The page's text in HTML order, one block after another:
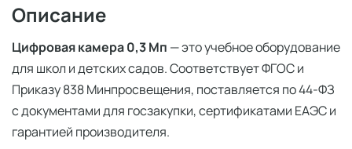
Описание
Цифровая камера 0,3 Мп — это учебное оборудование
для школ и детских садов. Соответствует ФГОС и
Приказу 838 Минпросвещения, поставляется по 44-ФЗ
с документами для госзакупки, сертификатами ЕАЭС и
гарантией производителя.